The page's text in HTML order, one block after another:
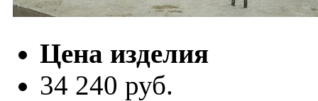
Цена изделия
34 240 руб.